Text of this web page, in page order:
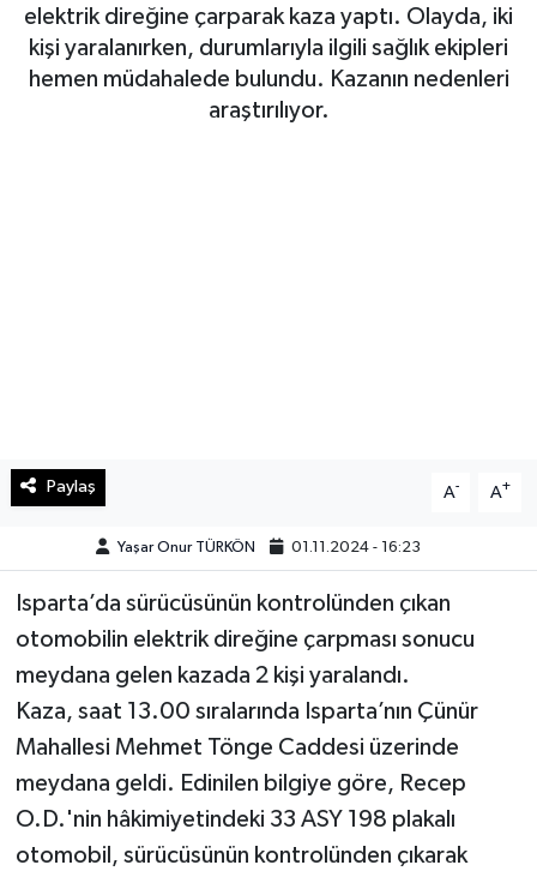
elektrik direğine çarparak kaza yaptı. Olayda, iki
kişi yaralanırken, durumlarıyla ilgili sağlık ekipleri
hemen müdahalede bulundu. Kazanın nedenleri
araştırılıyor.
Paylaş A- A+
Yaşar Onur TÜRKÖN 01.11.2024 - 16:23
Isparta’da sürücüsünün kontrolünden çıkan
otomobilin elektrik direğine çarpması sonucu
meydana gelen kazada 2 kişi yaralandı.
Kaza, saat 13.00 sıralarında Isparta’nın Çünür
Mahallesi Mehmet Tönge Caddesi üzerinde
meydana geldi. Edinilen bilgiye göre, Recep
O.D.'nin hâkimiyetindeki 33 ASY 198 plakalı
otomobil, sürücüsünün kontrolünden çıkarak
Haberde İnsan
Spor
Teknoloji
KAHRAMANMARAŞ